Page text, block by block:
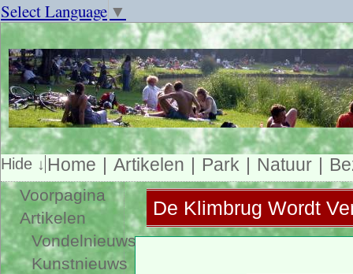
Select Language ▼
Home Artikelen Park Natuur
Voorpagina
Artikelen
Vondelnieuws
Kunstnieuws
De Klimbrug Wordt